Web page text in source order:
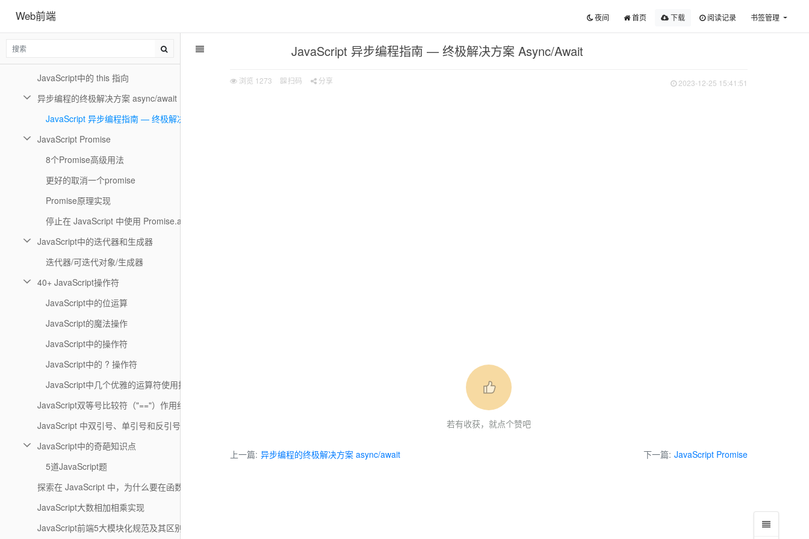
Web前端 夜间 首页 下载 阅读记录 书签管理
JavaScript 异步编程指南 — 终极解决方案 Async/Await
浏览 1273 扫码 分享 2023-12-25 15:41:51
若有收获，就点个赞吧
上一篇: 异步编程的终极解决方案 async/await 下一篇: JavaScript Promise
JavaScript与ES的25个重要知识点
JavaScript高级用法
JavaScript中的 this 指向
异步编程的终极解决方案 async/await
JavaScript 异步编程指南 — 终极解决方案 Async/Await
JavaScript Promise
8个Promise高级用法
更好的取消一个promise
Promise原理实现
停止在 JavaScript 中使用 Promise.all()
JavaScript中的迭代器和生成器
迭代器/可迭代对象/生成器
40+ JavaScript操作符
JavaScript中的位运算
JavaScript的魔法操作
JavaScript中的操作符
JavaScript中的 ? 操作符
JavaScript中几个优雅的运算符使用技巧
JavaScript双等号比较符（"=="）作用细节
JavaScript 中双引号、单引号和反引号的区别
JavaScript中的奇葩知识点
5道JavaScript题
探索在 JavaScript 中，为什么要在函数前面加！
JavaScript大数相加相乘实现
JavaScript前端5大模块化规范及其区别